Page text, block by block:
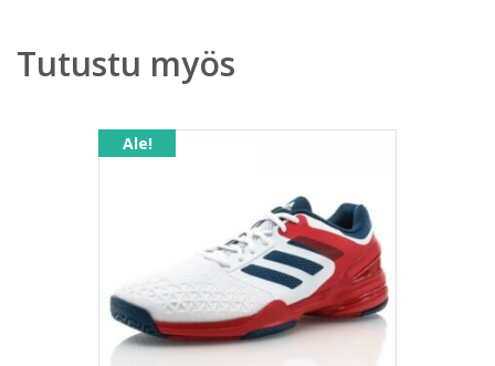
Tutustu myös
Ale!